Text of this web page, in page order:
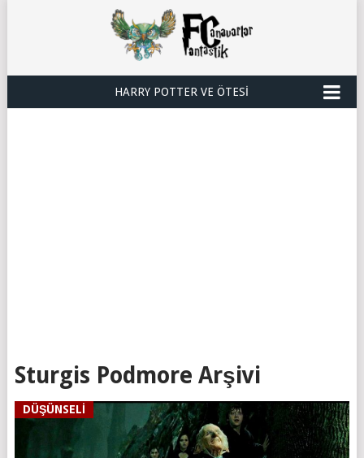
HARRY POTTER VE ÖTESI
Sturgis Podmore Arşivi
DÜŞÜNSELI